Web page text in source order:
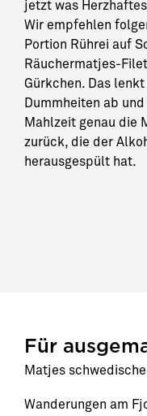
jetzt was
Wir empfehlen
Portion Rührei auf
Räuchermatjes-
Gürkchen. Das
Dummheiten ab
Mahlzeit genau die
zurück, die der
herausgespült hat.
Für
Matjes
Wanderungen am